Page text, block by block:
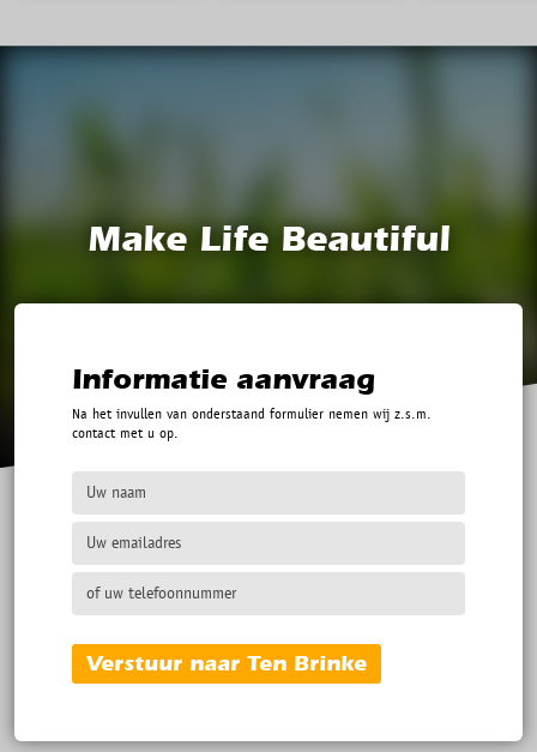
Make Life Beautiful
Informatie aanvraag
Na het invullen van onderstaand formulier nemen wij z.s.m.
contact met u op.
Verstuur naar Ten Brinke